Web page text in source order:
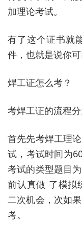
加理论考试。
有了这个证书就
件，也就是说你可
焊工证怎么考？
考焊工证的流程
首先先考焊工理
试，考试时间为
考试的类型题目
前认真做 了模拟
二次机会，次如
考。